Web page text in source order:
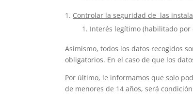
Controlar la seguridad de las
Interés legítimo (habilitado por
Asimismo, todos los datos recogidos
obligatorios. En el caso de que los
Por último, le informamos que solo
de menores de 14 años, será